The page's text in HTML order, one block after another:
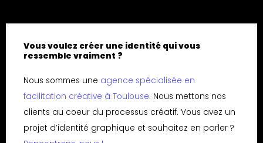
Vous voulez créer une identité qui vous
ressemble vraiment ?
Nous sommes une agence spécialisée en
facilitation créative à Toulouse. Nous mettons nos
clients au coeur du processus créatif. Vous avez un
projet d’identité graphique et souhaitez en parler ?